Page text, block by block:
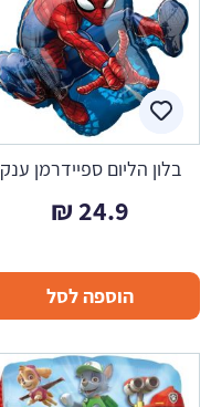
בלון הליום ספיידרמן ענק
24.9
₪
הוספה לסל